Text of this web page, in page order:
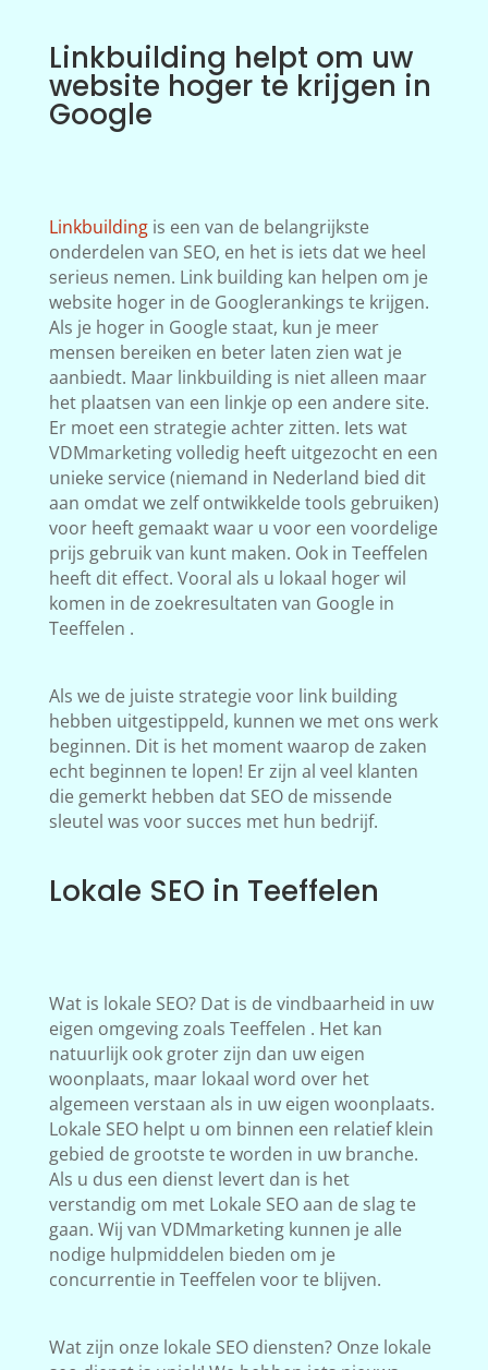
Linkbuilding helpt om uw
website hoger te krijgen in
Google
Linkbuildingis een van de belangrijkste
onderdelen van SEO, en het is iets dat we heel
serieus nemen. Link building kan helpen om je
website hoger in de Googlerankings te krijgen.
Als je hoger in Google staat, kun je meer
mensen bereiken en beter laten zien wat je
aanbiedt. Maar linkbuilding is niet alleen maar
het plaatsen van een linkje op een andere site.
Er moet een strategie achter zitten. Iets wat
VDMmarketing volledig heeft uitgezocht en een
unieke service (niemand in Nederland bied dit
aan omdat we zelf ontwikkelde tools gebruiken)
voor heeft gemaakt waar u voor een voordelige
prijs gebruik van kunt maken. Ook in Teeffelen
heeft dit effect. Vooral als u lokaal hoger wil
komen in de zoekresultaten van Google in
Teeffelen .
Als we de juiste strategie voor link building
hebben uitgestippeld, kunnen we met ons werk
beginnen. Dit is het moment waarop de zaken
echt beginnen te lopen! Er zijn al veel klanten
die gemerkt hebben dat SEO de missende
sleutel was voor succes met hun bedrijf.
Lokale SEO in Teeffelen
Wat is lokale SEO? Dat is de vindbaarheid in uw
eigen omgeving zoals Teeffelen . Het kan
natuurlijk ook groter zijn dan uw eigen
woonplaats, maar lokaal word over het
algemeen verstaan als in uw eigen woonplaats.
Lokale SEO helpt u om binnen een relatief klein
gebied de grootste te worden in uw branche.
Als u dus een dienst levert dan is het
verstandig om met Lokale SEO aan de slag te
gaan. Wij van VDMmarketing kunnen je alle
nodige hulpmiddelen bieden om je
concurrentie in Teeffelen voor te blijven.
Wat zijn onze lokale SEO diensten? Onze lokale